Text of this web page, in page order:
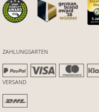
ZAHLUNGSARTEN
VERSAND